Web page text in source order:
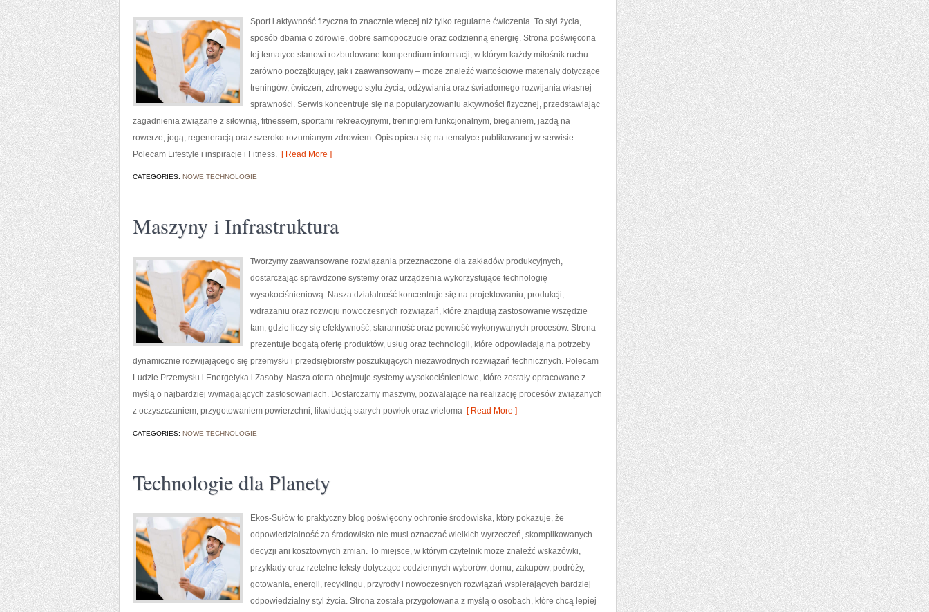
Sport i aktywność fizyczna to znacznie więcej niż tylko regularne ćwiczenia. To styl życia,
sposób dbania o zdrowie, dobre samopoczucie oraz codzienną energię. Strona poświęcona
tej tematyce stanowi rozbudowane kompendium informacji, w którym każdy miłośnik ruchu –
zarówno początkujący, jak i zaawansowany – może znaleźć wartościowe materiały dotyczące
treningów, ćwiczeń, zdrowego stylu życia, odżywiania oraz świadomego rozwijania własnej
sprawności. Serwis koncentruje się na popularyzowaniu aktywności fizycznej, przedstawiając
zagadnienia związane z siłownią, fitnessem, sportami rekreacyjnymi, treningiem funkcjonalnym, bieganiem, jazdą na
rowerze, jogą, regeneracją oraz szeroko rozumianym zdrowiem. Opis opiera się na tematyce publikowanej w serwisie.
Polecam Lifestyle i inspiracje i Fitness. [ Read More ]
CATEGORIES: NOWE TECHNOLOGIE
Maszyny i Infrastruktura
Tworzymy zaawansowane rozwiązania przeznaczone dla zakładów produkcyjnych,
dostarczając sprawdzone systemy oraz urządzenia wykorzystujące technologię
wysokociśnieniową. Nasza działalność koncentruje się na projektowaniu, produkcji,
wdrażaniu oraz rozwoju nowoczesnych rozwiązań, które znajdują zastosowanie wszędzie
tam, gdzie liczy się efektywność, staranność oraz pewność wykonywanych procesów. Strona
prezentuje bogatą ofertę produktów, usług oraz technologii, które odpowiadają na potrzeby
dynamicznie rozwijającego się przemysłu i przedsiębiorstw poszukujących niezawodnych rozwiązań technicznych. Polecam
Ludzie Przemysłu i Energetyka i Zasoby. Nasza oferta obejmuje systemy wysokociśnieniowe, które zostały opracowane z
myślą o najbardziej wymagających zastosowaniach. Dostarczamy maszyny, pozwalające na realizację procesów związanych
z oczyszczaniem, przygotowaniem powierzchni, likwidacją starych powłok oraz wieloma [ Read More ]
CATEGORIES: NOWE TECHNOLOGIE
Technologie dla Planety
Ekos-Sułów to praktyczny blog poświęcony ochronie środowiska, który pokazuje, że
odpowiedzialność za środowisko nie musi oznaczać wielkich wyrzeczeń, skomplikowanych
decyzji ani kosztownych zmian. To miejsce, w którym czytelnik może znaleźć wskazówki,
przykłady oraz rzetelne teksty dotyczące codziennych wyborów, domu, zakupów, podróży,
gotowania, energii, recyklingu, przyrody i nowoczesnych rozwiązań wspierających bardziej
odpowiedzialny styl życia. Strona została przygotowana z myślą o osobach, które chcą lepiej